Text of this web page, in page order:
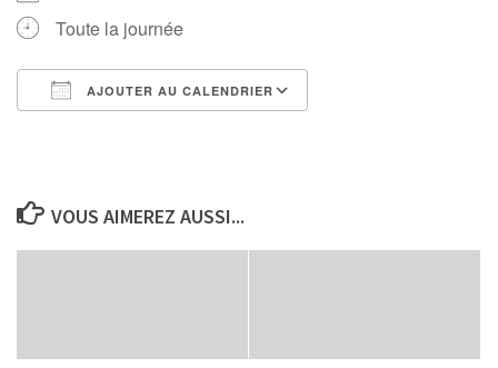
Toute la journée
AJOUTER AU CALENDRIER
VOUS AIMEREZ AUSSI...